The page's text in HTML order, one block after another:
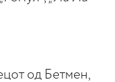
од Бетмен,